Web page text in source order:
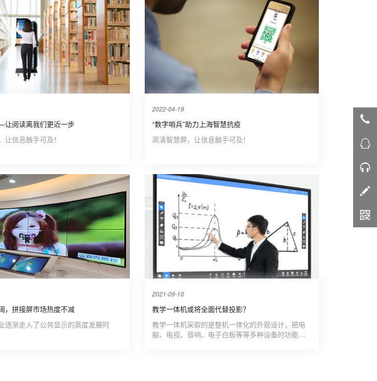
让阅读离我们更近一步
让信息触手可及！
2022-04-19
“数字哨兵”助力上海智慧抗疫
高清智慧屏，让信息触手可及！
，拼接屏市场热度不减
逐渐走入了公共显示的高度发展时
2021-09-10
教学一体机或将全面代替投影？
教学一体机采取的是整机一体化的外观设计，把电
脑、电视、音响、电子白板等等多种设备的功能集